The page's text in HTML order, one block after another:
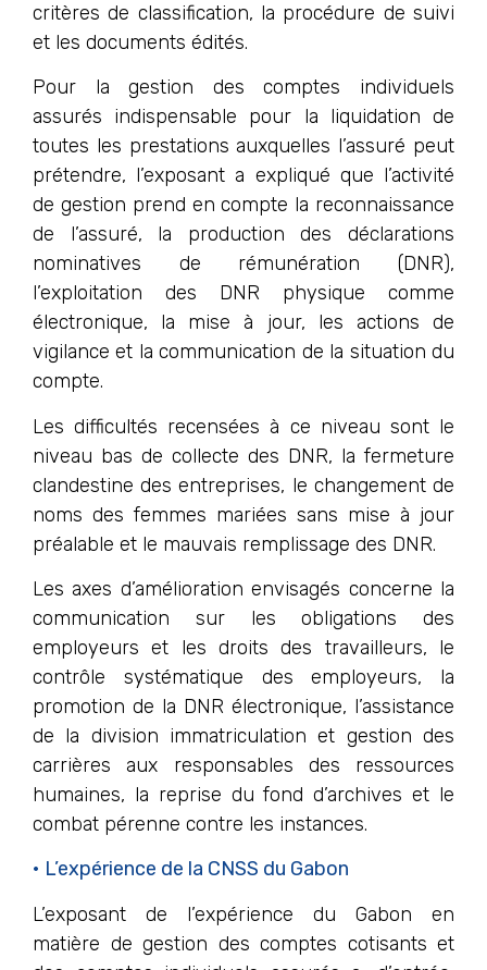
critères de classification, la procédure de suivi
et les documents édités.
Pour la gestion des comptes individuels
assurés indispensable pour la liquidation de
toutes les prestations auxquelles l’assuré peut
prétendre, l’exposant a expliqué que l’activité
de gestion prend en compte la reconnaissance
de l’assuré, la production des déclarations
nominatives de rémunération (DNR),
l’exploitation des DNR physique comme
électronique, la mise à jour, les actions de
vigilance et la communication de la situation du
compte.
Les difficultés recensées à ce niveau sont le
niveau bas de collecte des DNR, la fermeture
clandestine des entreprises, le changement de
noms des femmes mariées sans mise à jour
préalable et le mauvais remplissage des DNR.
Les axes d’amélioration envisagés concerne la
communication sur les obligations des
employeurs et les droits des travailleurs, le
contrôle systématique des employeurs, la
promotion de la DNR électronique, l’assistance
de la division immatriculation et gestion des
carrières aux responsables des ressources
humaines, la reprise du fond d’archives et le
combat pérenne contre les instances.
• L’expérience de la CNSS du Gabon
L’exposant de l’expérience du Gabon en
matière de gestion des comptes cotisants et